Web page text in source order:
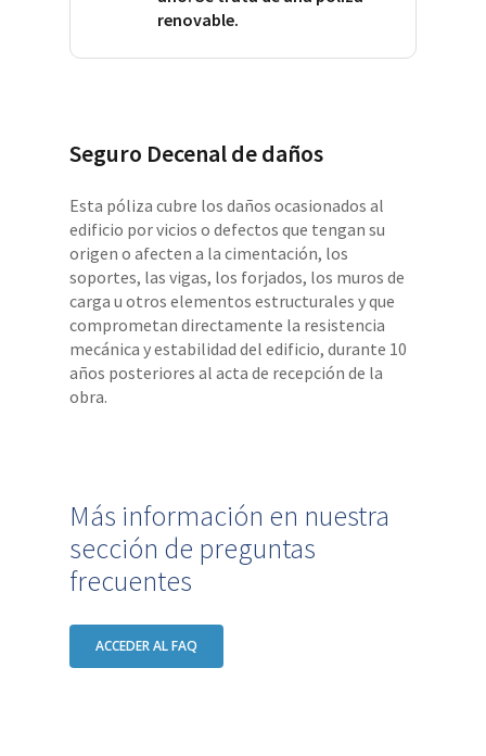
renovable.
Seguro Decenal de daños
Esta póliza cubre los daños ocasionados al
edificio por vicios o defectos que tengan su
origen o afecten a la cimentación, los
soportes, las vigas, los forjados, los muros de
carga u otros elementos estructurales y que
comprometan directamente la resistencia
mecánica y estabilidad del edificio, durante 10
años posteriores al acta de recepción de la
obra.
Más información en nuestra
sección de preguntas
frecuentes
ACCEDER AL FAQ